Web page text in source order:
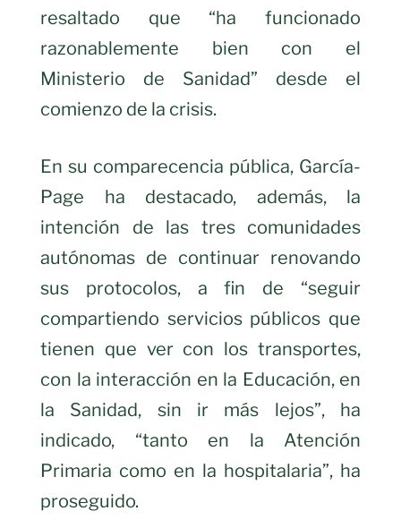
resaltado que “ha funcionado
razonablemente bien con el
Ministerio de Sanidad” desde el
comienzo de la crisis.
En su comparecencia pública, García-
Page ha destacado, además, la
intención de las tres comunidades
autónomas de continuar renovando
sus protocolos, a fin de “seguir
compartiendo servicios públicos que
tienen que ver con los transportes,
con la interacción en la Educación, en
la Sanidad, sin ir más lejos”, ha
indicado, “tanto en la Atención
Primaria como en la hospitalaria”, ha
proseguido.